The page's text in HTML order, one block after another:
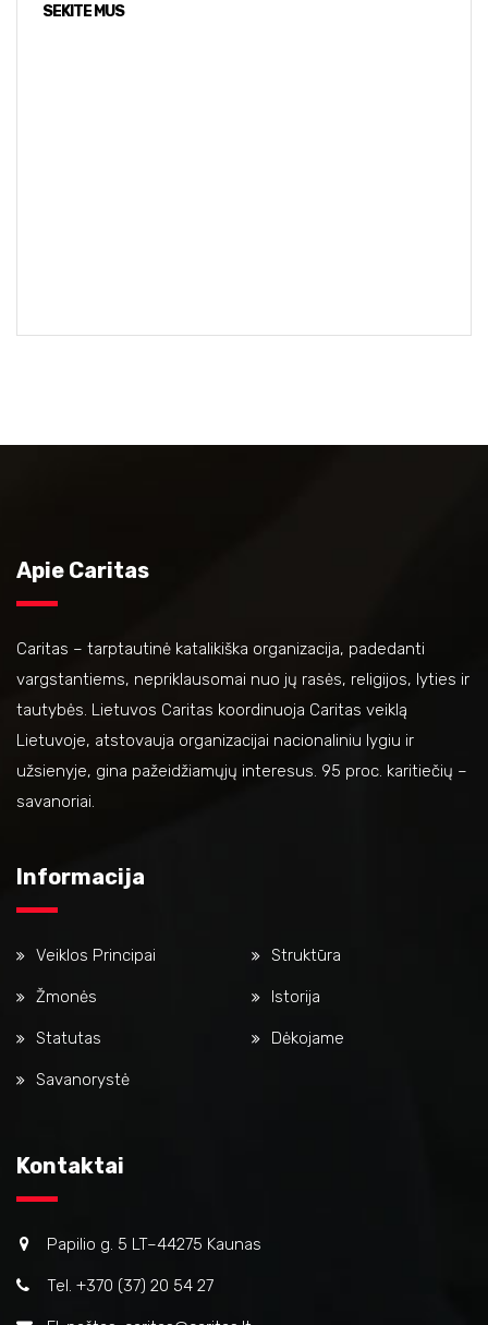
SEKITE MUS
Apie Caritas
Caritas – tarptautinė katalikiška organizacija, padedanti
vargstantiems, nepriklausomai nuo jų rasės, religijos, lyties ir
tautybės. Lietuvos Caritas koordinuoja Caritas veiklą
Lietuvoje, atstovauja organizacijai nacionaliniu lygiu ir
užsienyje, gina pažeidžiamųjų interesus. 95 proc. karitiečių –
savanoriai.
Informacija
Veiklos Principai Struktūra
Žmonės Istorija
Statutas Dėkojame
Savanorystė
Kontaktai
Papilio g. 5 LT–44275 Kaunas
Tel. +370 (37) 20 54 27